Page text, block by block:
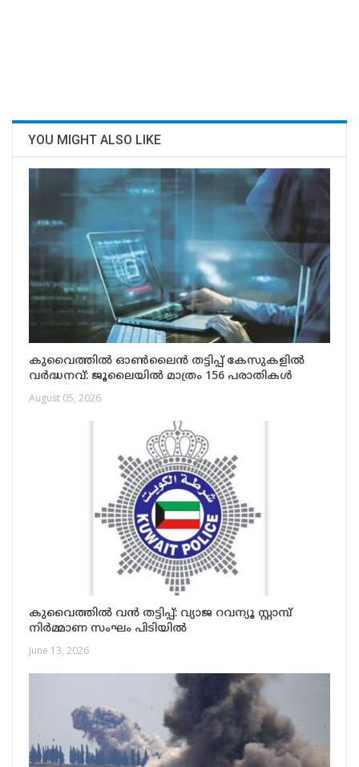
YOU MIGHT ALSO LIKE
കുവൈത്തിൽ ഓൺലൈൻ തട്ടിപ്പ് കേസുകളിൽ
വർദ്ധനവ്: ജൂലൈയിൽ മാത്രം 156 പരാതികൾ
August 05, 2026
കുവൈത്തിൽ വൻ തട്ടിപ്പ്: വ്യാജ റവന്യൂ സ്റ്റാമ്പ്
നിർമ്മാണ സംഘം പിടിയിൽ
June 13, 2026